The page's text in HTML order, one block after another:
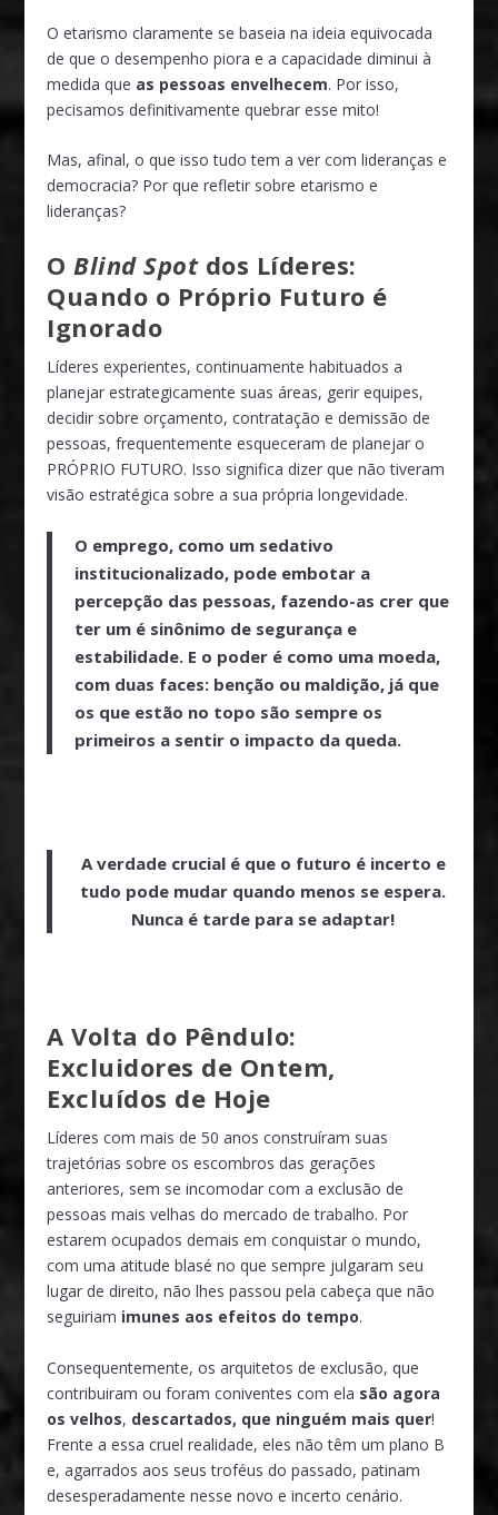
O etarismo claramente se baseia na ideia equivocada
de que o desempenho piora e a capacidade diminui à
medida que as pessoas envelhecem. Por isso,
pecisamos definitivamente quebrar esse mito!
Mas, afinal, o que isso tudo tem a ver com lideranças e
democracia? Por que refletir sobre etarismo e
lideranças?
O Blind Spotdos Líderes:
Quando o Próprio Futuro é
Ignorado
Líderes experientes, continuamente habituados a
planejar estrategicamente suas áreas, gerir equipes,
decidir sobre orçamento, contratação e demissão de
pessoas, frequentemente esqueceram de planejar o
PRÓPRIO FUTURO. Isso significa dizer que não tiveram
visão estratégica sobre a sua própria longevidade.
O emprego, como um sedativo
institucionalizado, pode embotar a
percepção das pessoas, fazendo-as crer que
ter um é sinônimo de segurança e
estabilidade. E o poder é como uma moeda,
com duas faces: benção ou maldição, já que
os que estão no topo são sempre os
primeiros a sentir o impacto da queda.
A verdade crucial é que o futuro é incerto e
tudo pode mudar quando menos se espera.
Nunca é tarde para se adaptar!
A Volta do Pêndulo:
Excluidores de Ontem,
Excluídos de Hoje
Líderes com mais de 50 anos construíram suas
trajetórias sobre os escombros das gerações
anteriores, sem se incomodar com a exclusão de
pessoas mais velhas do mercado de trabalho. Por
estarem ocupados demais em conquistar o mundo,
com uma atitude blasé no que sempre julgaram seu
lugar de direito, não lhes passou pela cabeça que não
seguiriam imunes aos efeitos do tempo.
Consequentemente, os arquitetos de exclusão, que
contribuiram ou foram coniventes com ela são agora
os velhos, descartados, que ninguém mais quer!
Frente a essa cruel realidade, eles não têm um plano B
e, agarrados aos seus troféus do passado, patinam
desesperadamente nesse novo e incerto cenário.